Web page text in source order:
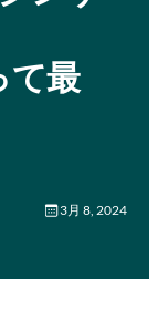
て最
3月 8, 2024